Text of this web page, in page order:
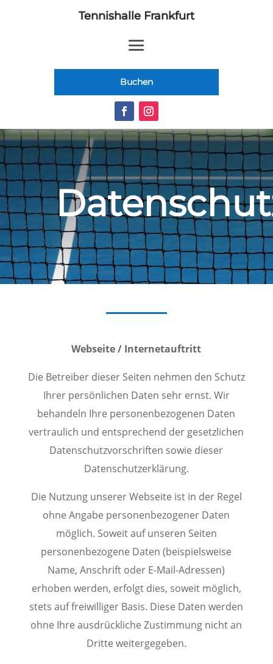
Tennishalle Frankfurt
Buchen
Webseite / Internetauftritt
Die Betreiber dieser Seiten nehmen den Schutz
Ihrer persönlichen Daten sehr ernst. Wir
behandeln Ihre personenbezogenen Daten
vertraulich und entsprechend der gesetzlichen
Datenschutzvorschriften sowie dieser
Datenschutzerklärung.
Die Nutzung unserer Webseite ist in der Regel
ohne Angabe personenbezogener Daten
möglich. Soweit auf unseren Seiten
personenbezogene Daten (beispielsweise
Name, Anschrift oder E-Mail-Adressen)
erhoben werden, erfolgt dies, soweit möglich,
stets auf freiwilliger Basis. Diese Daten werden
ohne Ihre ausdrückliche Zustimmung nicht an
Dritte weitergegeben.